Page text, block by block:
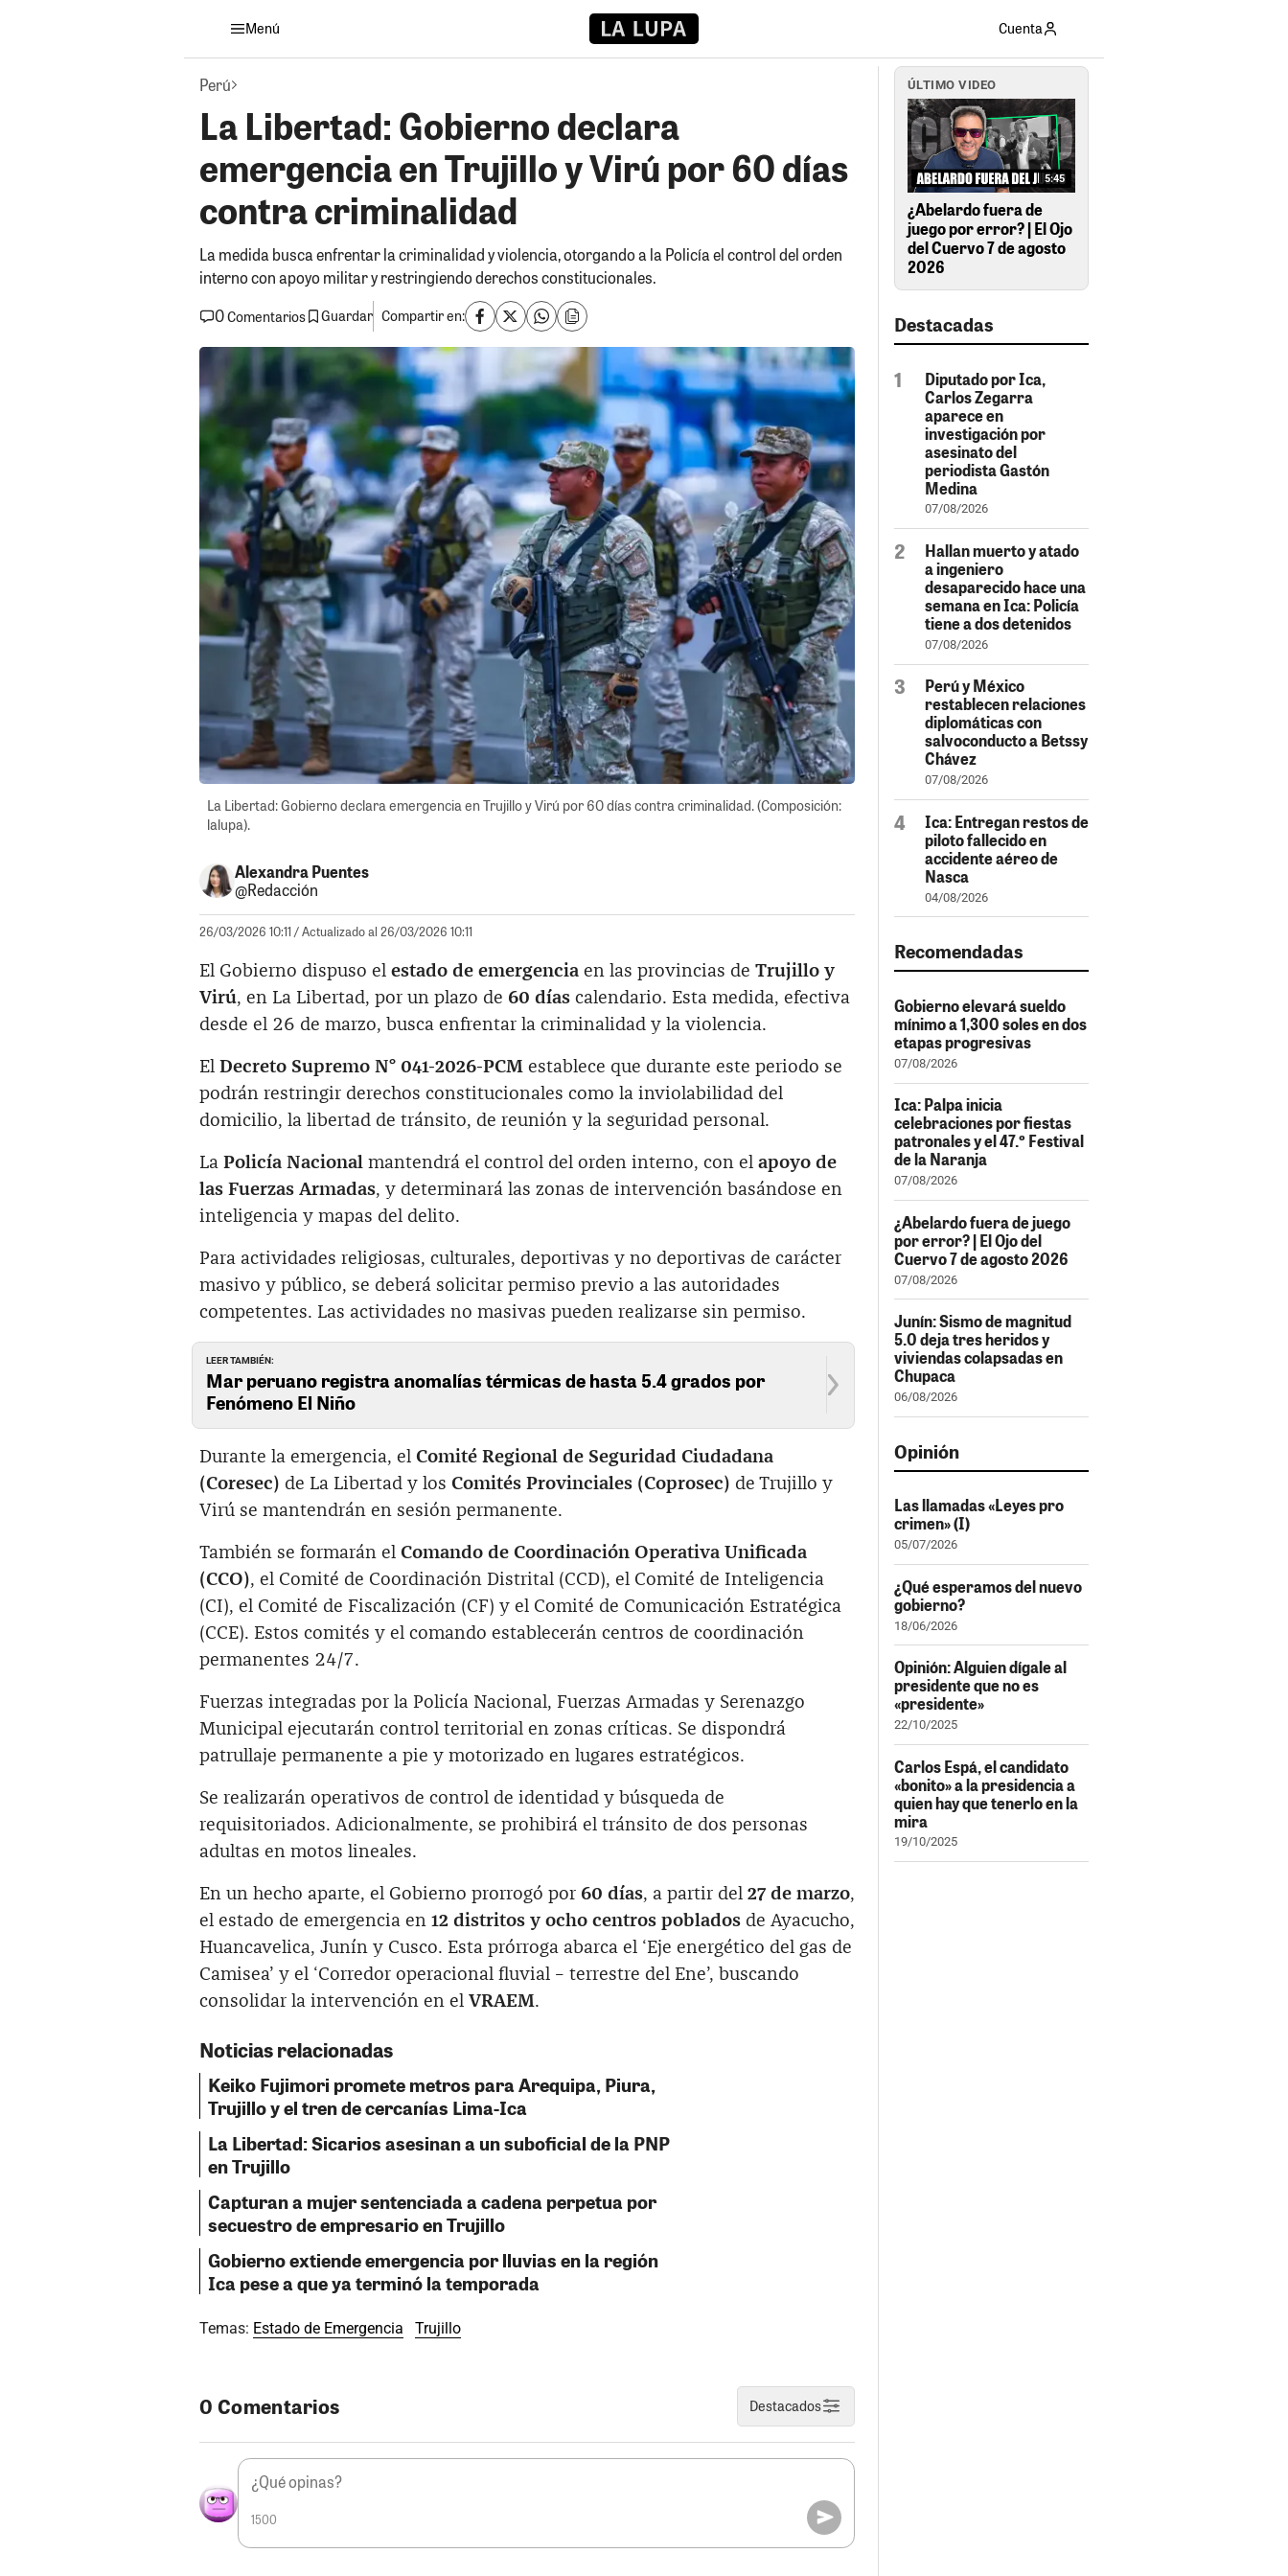
Menú Cuenta
Perú
La Libertad: Gobierno declara
emergencia en Trujillo y Virú por 60 días
contra criminalidad
La medida busca enfrentar la criminalidad y violencia, otorgando a la Policía el control del orden
interno con apoyo militar y restringiendo derechos constitucionales.
0Comentarios Guardar Compartir en:
La Libertad: Gobierno declara emergencia en Trujillo y Virú por 60 días contra criminalidad. (Composición:
lalupa).
Alexandra Puentes
@Redacción
26/03/2026 10:11 / Actualizado al 26/03/2026 10:11
El Gobierno dispuso el estado de emergencia en las provincias de Trujillo y
Virú, en La Libertad, por un plazo de 60 días calendario. Esta medida, efectiva
desde el 26 de marzo, busca enfrentar la criminalidad y la violencia.
El Decreto Supremo N° 041-2026-PCM establece que durante este periodo se
podrán restringir derechos constitucionales como la inviolabilidad del
domicilio, la libertad de tránsito, de reunión y la seguridad personal.
La Policía Nacional mantendrá el control del orden interno, con el apoyo de
las Fuerzas Armadas, y determinará las zonas de intervención basándose en
inteligencia y mapas del delito.
Para actividades religiosas, culturales, deportivas y no deportivas de carácter
masivo y público, se deberá solicitar permiso previo a las autoridades
competentes. Las actividades no masivas pueden realizarse sin permiso.
LEER TAMBIÉN:
Mar peruano registra anomalías térmicas de hasta 5.4 grados por
Fenómeno El Niño
Durante la emergencia, el Comité Regional de Seguridad Ciudadana
(Coresec) de La Libertad y los Comités Provinciales (Coprosec) de Trujillo y
Virú se mantendrán en sesión permanente.
También se formarán el Comando de Coordinación Operativa Unificada
(CCO), el Comité de Coordinación Distrital (CCD), el Comité de Inteligencia
(CI), el Comité de Fiscalización (CF) y el Comité de Comunicación Estratégica
(CCE). Estos comités y el comando establecerán centros de coordinación
permanentes 24/7.
Fuerzas integradas por la Policía Nacional, Fuerzas Armadas y Serenazgo
Municipal ejecutarán control territorial en zonas críticas. Se dispondrá
patrullaje permanente a pie y motorizado en lugares estratégicos.
Se realizarán operativos de control de identidad y búsqueda de
requisitoriados. Adicionalmente, se prohibirá el tránsito de dos personas
adultas en motos lineales.
En un hecho aparte, el Gobierno prorrogó por 60 días, a partir del 27 de marzo,
el estado de emergencia en 12 distritos y ocho centros poblados de Ayacucho,
Huancavelica, Junín y Cusco. Esta prórroga abarca el ‘Eje energético del gas de
Camisea’ y el ‘Corredor operacional fluvial – terrestre del Ene’, buscando
consolidar la intervención en el VRAEM.
Noticias relacionadas
Keiko Fujimori promete metros para Arequipa, Piura,
Trujillo y el tren de cercanías Lima-Ica
La Libertad: Sicarios asesinan a un suboficial de la PNP
en Trujillo
Capturan a mujer sentenciada a cadena perpetua por
secuestro de empresario en Trujillo
Gobierno extiende emergencia por lluvias en la región
Ica pese a que ya terminó la temporada
Temas: Estado de Emergencia Trujillo
0 Comentarios Destacados
1500
ÚLTIMO VIDEO
5:45
¿Abelardo fuera de
juego por error? | El Ojo
del Cuervo 7 de agosto
2026
Destacadas
Diputado por Ica,
Carlos Zegarra
aparece en
investigación por
asesinato del
periodista Gastón
Medina
07/08/2026
Hallan muerto y atado
a ingeniero
desaparecido hace una
semana en Ica: Policía
tiene a dos detenidos
07/08/2026
Perú y México
restablecen relaciones
diplomáticas con
salvoconducto a Betssy
Chávez
07/08/2026
Ica: Entregan restos de
piloto fallecido en
accidente aéreo de
Nasca
04/08/2026
Recomendadas
Gobierno elevará sueldo
mínimo a 1,300 soles en dos
etapas progresivas
07/08/2026
Ica: Palpa inicia
celebraciones por fiestas
patronales y el 47.º Festival
de la Naranja
07/08/2026
¿Abelardo fuera de juego
por error? | El Ojo del
Cuervo 7 de agosto 2026
07/08/2026
Junín: Sismo de magnitud
5.0 deja tres heridos y
viviendas colapsadas en
Chupaca
06/08/2026
Opinión
Las llamadas «Leyes pro
crimen» (I)
05/07/2026
¿Qué esperamos del nuevo
gobierno?
18/06/2026
Opinión: Alguien dígale al
presidente que no es
«presidente»
22/10/2025
Carlos Espá, el candidato
«bonito» a la presidencia a
quien hay que tenerlo en la
mira
19/10/2025